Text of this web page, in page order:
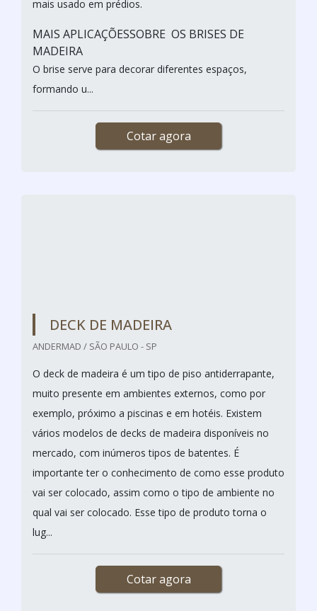
fachada...
estrutura de madeira desenvolvida com o objetivo de
cortar a diretamente os raios solares no interior de
uma edificação, e dessa forma reduzindo o calor.
Como por exemplo, o brise de madeira fachada, que é
mais usado em prédios.
MAIS APLICAÇÕESSOBRE OS BRISES DE
MADEIRA
O brise serve para decorar diferentes espaços,
formando u...
Cotar agora